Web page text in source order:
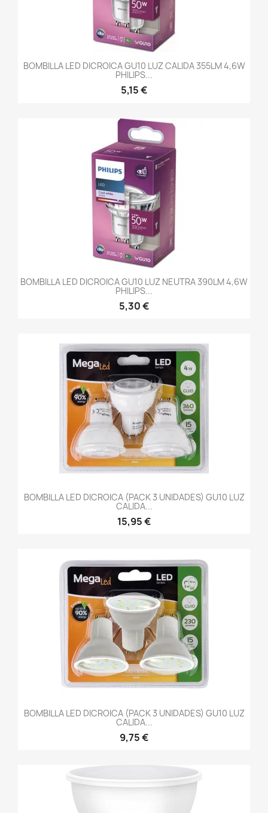
BOMBILLA LED DICROICA GU10 LUZ CALIDA 355LM 4,6W
PHILIPS...
5,15 €
BOMBILLA LED DICROICA GU10 LUZ NEUTRA 390LM 4,6W
PHILIPS...
5,30 €
BOMBILLA LED DICROICA (PACK 3 UNIDADES) GU10 LUZ
CALIDA...
15,95 €
BOMBILLA LED DICROICA (PACK 3 UNIDADES) GU10 LUZ
CALIDA...
9,75 €